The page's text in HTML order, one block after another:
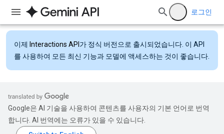
로그인
이제 Interactions API 가 정식 버전으로 출시되었습니다. 이 API
를 사용하여 모든 최신 기능과 모델에 액세스하는 것이 좋습니다.
Google은 AI 기술을 사용하여 콘텐츠를 사용자의 기본 언어로 번역
합니다. AI 번역에는 오류가 있을 수 있습니다.